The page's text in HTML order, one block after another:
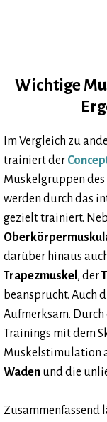
Wichtige
Im Vergleich zu
trainiert der
Muskelgruppen
werden durch das
gezielt trainiert.
darüber hinaus
Trapezmuskel , der
beansprucht. Auch
Aufmerksam.
Trainings mit dem
Muskelstimulation
Waden und die
Zusammenfassend